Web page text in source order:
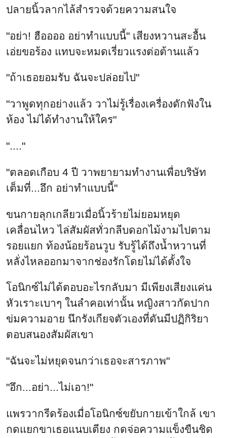
ปลายนิ้วลากไล้สำรวจด้วยความสนใจ
"อย่า! ฮืออออ อย่าทำแบบนี้" เสียงหวานสะอื้น
เอ่ยขอร้อง แทบจะหมดเรี่ยวแรงต่อต้านแล้ว
"ถ้าเธอยอมรับ ฉันจะปล่อยไป"
"วาพูดทุกอย่างแล้ว วาไม่รู้เรื่องเครื่องดักฟังใน
ห้อง ไม่ได้ทำงานให้ใคร"
"...."
"ตลอดเกือบ 4 ปี วาพยายามทำงานเพื่อบริษัท
เต็มที่...อึก อย่าทำแบบนี้"
ขนกายลุกเกลียวเมื่อนิ้วร้ายไม่ยอมหยุด
เคลื่อนไหว ไล่สัมผัสทั่วกลีบดอกไม้งามไปตาม
รอยแยก ท้องน้อยร้อนวูบ รับรู้ได้ถึงน้ำหวานที่
หลั่งไหลออกมาจากช่องรักโดยไม่ได้ตั้งใจ
โอนิกซ์ไม่ได้ตอบอะไรกลับมา มีเพียงเสียงแค่น
หัวเราะเบาๆ ในลำคอเท่านั้น หญิงสาวกัดปาก
ข่มความอาย นึกรังเกียจตัวเองที่ดันมีปฏิกิริยา
ตอบสนองสัมผัสเขา
"ฉันจะไม่หยุดจนกว่าเธอจะสารภาพ"
"อึก...อย่า...ไม่เอา!"
แพรวากรีดร้องเมื่อโอนิกซ์ขยับกายเข้าใกล้ เขา
กดแยกขาเธอแนบเตียง กดจ่อความแข็งขืนชิด